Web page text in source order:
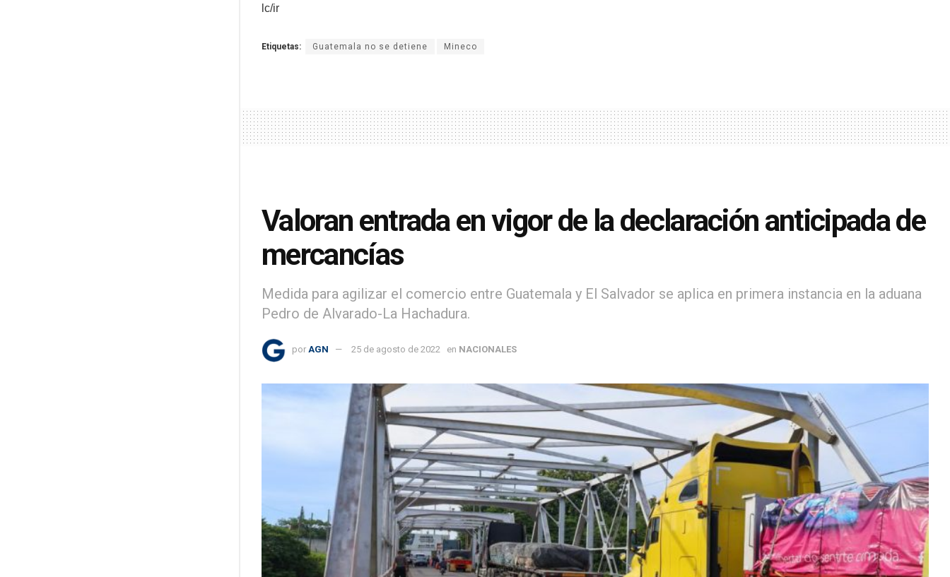
lc/ir
Etiquetas: Guatemala no se detiene Mineco
Valoran entrada en vigor de la declaración anticipada de
mercancías
Medida para agilizar el comercio entre Guatemala y El Salvador se aplica en primera instancia en la aduana
Pedro de Alvarado-La Hachadura.
por AGN 25 de agosto de 2022 en NACIONALES